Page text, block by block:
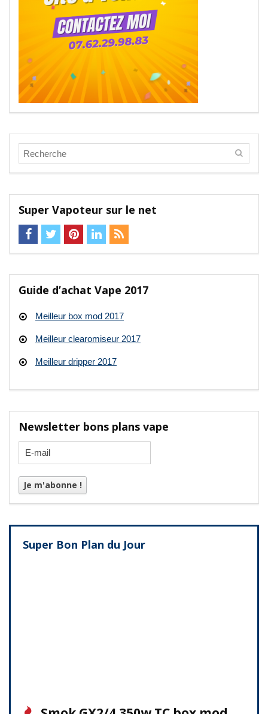
Super Vapoteur sur le net
Guide d’achat Vape 2017
Meilleur box mod 2017
Meilleur clearomiseur 2017
Meilleur dripper 2017
Newsletter bons plans vape
Super Bon Plan du Jour